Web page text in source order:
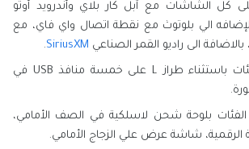
كل الشاشات مع آبل كار بلاي وأندرويد أوتو
الي بلوتوث مع نقطة اتصال واي فاي، مع
الى راديو القمر الصناعي SiriusXM
.
تحتوي جميع الفئات باستثناء طراز L على خمسة منافذ USB في
بلوحة شحن لاسلكية في الصف الأمامي،
الرقمية، شاشة عرض علي الزجاج الأمامي.